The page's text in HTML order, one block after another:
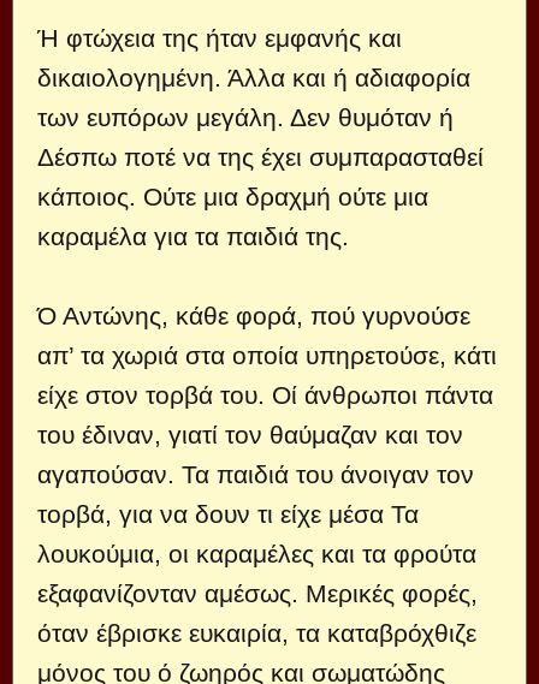
Ή φτώχεια της ήταν εμφανής και
δικαιολογημένη. Άλλα και ή αδιαφορία
των ευπόρων μεγάλη. Δεν θυμόταν ή
Δέσπω ποτέ να της έχει συμπαρασταθεί
κάποιος. Ούτε μια δραχμή ούτε μια
καραμέλα για τα παιδιά της.
Ό Αντώνης, κάθε φορά, πού γυρνούσε
απ’ τα χωριά στα οποία υπηρετούσε, κάτι
είχε στον τορβά του. Οί άνθρωποι πάντα
του έδιναν, γιατί τον θαύμαζαν και τον
αγαπούσαν. Τα παιδιά του άνοιγαν τον
τορβά, για να δουν τι είχε μέσα Τα
λουκούμια, οι καραμέλες και τα φρούτα
εξαφανίζονταν αμέσως. Μερικές φορές,
όταν έβρισκε ευκαιρία, τα καταβρόχθιζε
μόνος του ό ζωηρός και σωματώδης